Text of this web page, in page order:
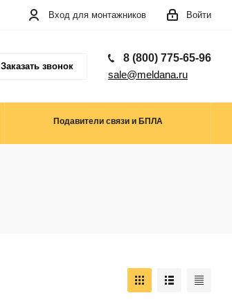
Войти
Вход для монтажников
Заказать звонок
8 (800) 775-65-96
sale@meldana.ru
Подавители связи и БПЛА